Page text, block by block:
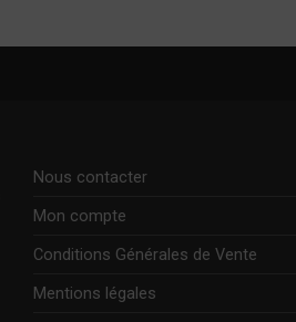
Nous contacter
Mon compte
Conditions Générales de Vente
Mentions légales